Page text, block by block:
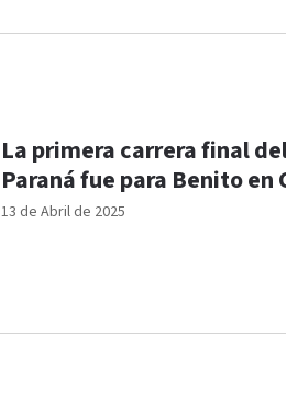
13 de Abril de 2025
La primera carrera final
Paraná fue para Benito en